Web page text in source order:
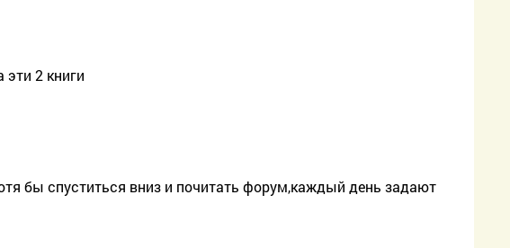
эти 2 книги
бы спуститься вниз и почитать форум,каждый день задают